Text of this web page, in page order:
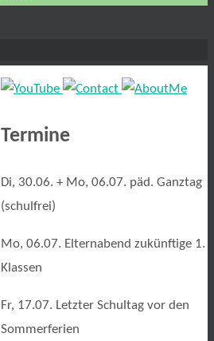
Termine
Di, 30.06. + Mo, 06.07. päd. Ganztag
(schulfrei)
Mo, 06.07. Elternabend zukünftige 1.
Klassen
Fr, 17.07. Letzter Schultag vor den
Sommerferien